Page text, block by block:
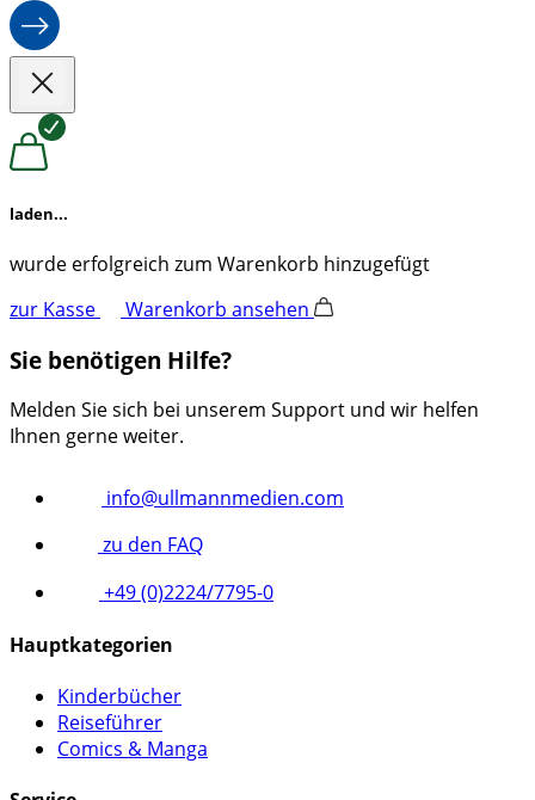
laden...
wurde erfolgreich zum Warenkorb hinzugefügt
zur Kasse
Warenkorb ansehen
Sie benötigen Hilfe?
Melden Sie sich bei unserem Support und wir helfen
Ihnen gerne weiter.
info@ullmannmedien.com
zu den FAQ
+49 (0)2224/7795-0
Hauptkategorien
Kinderbücher
Reiseführer
Comics & Manga